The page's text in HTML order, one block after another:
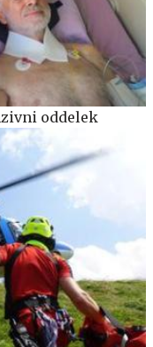
oddelek